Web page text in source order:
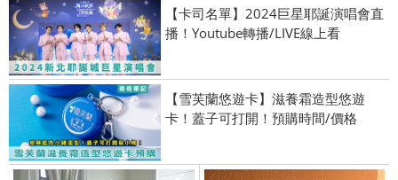
【卡司名單】2024巨星耶誕演唱會直
播！Youtube轉播/LIVE線上看
【雪芙蘭悠遊卡】滋養霜造型悠遊
卡！蓋子可打開！預購時間/價格